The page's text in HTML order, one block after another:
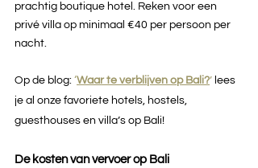
prachtig boutique hotel. Reken voor een
privé villa op minimaal €40 per persoon per
nacht.
Op de blog: ‘Waar te verblijven op Bali?’ lees
je al onze favoriete hotels, hostels,
guesthouses en villa’s op Bali!
De kosten van vervoer op Bali